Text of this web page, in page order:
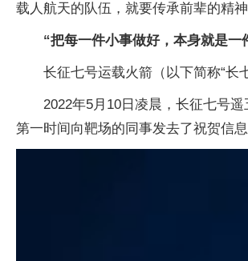
载人航天的队伍，就要传承前辈的精
“把每一件小事做好，本身就是一
长征七号运载火箭（以下简称“长
2022年5月10日凌晨，长征七号
第一时间向靶场的同事发去了祝贺信息